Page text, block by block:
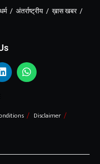
/ अंतर्राष्ट्रीय / ख़ास खबर /
Disclaimer